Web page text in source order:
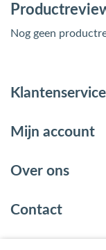
Nog geen
Klantenservice
Mijn account
Over ons
Contact